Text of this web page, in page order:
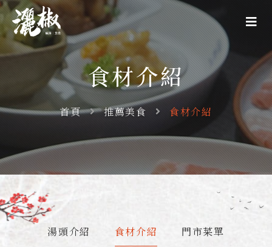
食材介紹
首頁 推薦美食 食材介紹
湯頭介紹 食材介紹 門市菜單